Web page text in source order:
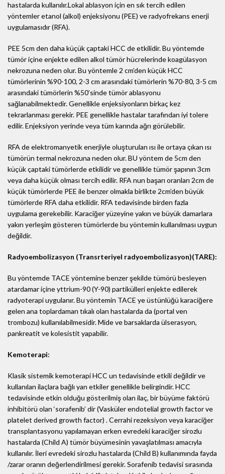
hastalarda kullanılır.Lokal ablasyon için en sık tercih edilen
yöntemler etanol (alkol) enjeksiyonu (PEE) ve radyofrekans enerji
uygulamasıdır (RFA).
PEE 5cm den daha küçük çaptaki HCC de etkilidir. Bu yöntemde
tümör içine enjekte edilen alkol tümör hücrelerinde koagülasyon
nekrozuna neden olur. Bu yöntemle 2 cm’den küçük HCC
tümörlerinin %90-100, 2-3 cm arasındaki tümörlerin %70-80, 3-5 cm
arasındaki tümörlerin %50’sinde tümör ablasyonu
sağlanabilmektedir. Genellikle enjeksiyonların birkaç kez
tekrarlanması gerekir. PEE genellikle hastalar tarafından iyi tolere
edilir. Enjeksiyon yerinde veya tüm karında ağrı görülebilir.
RFA de elektromanyetik enerjiyle oluşturulan ısı ile ortaya çıkan ısı
tümörün termal nekrozuna neden olur. BU yöntem de 5cm den
küçük çaptaki tümörlerde etkilidir ve genellikle tümör şapının 3cm
veya daha küçük olması tercih edilir. RFA nun başarı oranları 2cm de
küçük tümörlerde PEE ile benzer olmakla birlikte 2cm’den büyük
tümörlerde RFA daha etkilidir. RFA tedavisinde birden fazla
uygulama gerekebilir. Karaciğer yüzeyine yakın ve büyük damarlara
yakın yerleşim gösteren tümörlerde bu yöntemin kullanılması uygun
değildir.
Radyoembolizasyon (Transrteriyel radyoembolizasyon)(TARE):
Bu yöntemde TACE yöntemine benzer şekilde tümörü besleyen
atardamar içine yttrium-90 (Y-90) partikülleri enjekte edilerek
radyoterapi uygulanır. Bu yöntemin TACE ye üstünlüğü karaciğere
gelen ana toplardamarı tıkalı olan hastalarda da (portal ven
trombozu) kullanılabilmesidir. Mide ve barsaklarda ülserasyon,
pankreatit ve kolesistit yapabilir.
Kemoterapi:
Klasik sistemik kemoterapi HCC un tedavisinde etkili değildir ve
kullanılan ilaçlara bağlı yan etkiler genellikle belirgindir. HCC
tedavisinde etkin olduğu gösterilmiş olan ilaç, bir büyüme faktörü
inhibitörü olan ‘sorafenib’ dir (Vasküler endotelial growth factor ve
platelet derived growth factor) . Cerrahi rezeksiyon veya karaciğer
transplantasyonu yapılamayan erken evredeki karaciğer sirozlu
hastalarda (Child A) tümör büyümesinin yavaşlatılması amacıyla
kullanılır. İleri evredeki sirozlu hastalarda (Child B) kullanımında fayda
/zarar oranın değerlendirilmesi gerekir. Sorafenib tedavisi sırasında